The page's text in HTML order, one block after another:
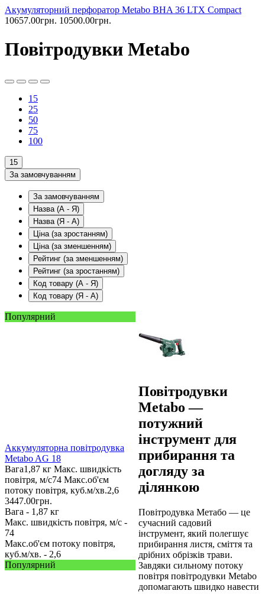
Акумуляторний перфоратор Metabo BHA 36 LTX Compact
10657.00грн. 10500.00грн.
Повітродувки Metabo
15
25
50
75
100
15
За замовчуванням
За замовчуванням
Назва (А - Я)
Назва (Я - А)
Ціна (за зростанням)
Ціна (за зменшенням)
Рейтинг (за зменшенням)
Рейтинг (за зростанням)
Код товару (А - Я)
Код товару (Я - А)
Популярний
Аккумуляторна повітродувка
Metabo AG 18
Вага1,87 кг Макс. швидкість
повітря, м/с74 Макс.об'єм
потоку повітря, куб.м/хв.2,6
3447.00грн.
Вага - 1,87 кг
Макс. швидкість повітря, м/с -
74
Макс.об'єм потоку повітря,
куб.м/хв. - 2,6
Популярний
Повітродувки
Metabo —
потужний
інструмент для
прибирання та
догляду за
ділянкою
Повітродувка Метабо — це
сучасний садовий
інструмент, який полегшує
прибирання листя, сміття та
дрібних обрізків трави.
Завдяки сильному потоку
повітря повітродувки Metabo
допомагають швидко навести